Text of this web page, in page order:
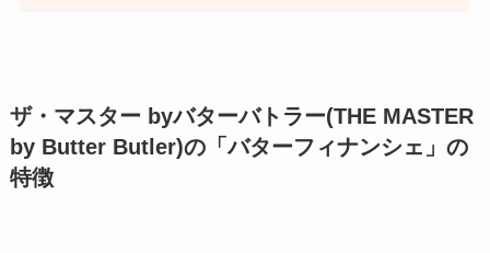
ザ・マスター byバターバトラー(THE MASTER
by Butter Butler)の「バターフィナンシェ」 の
特徴